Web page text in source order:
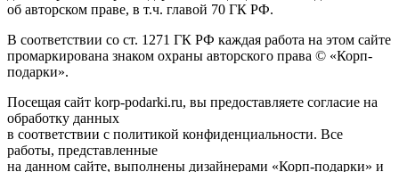
об авторском праве, в т.ч. главой 70 ГК РФ.
В соответствии со ст. 1271 ГК РФ каждая работа на этом сайте
промаркирована знаком охраны авторского права © «Корп-
подарки».
Посещая сайт korp-podarki.ru, вы предоставляете согласие на
обработку данных
в соответствии с политикой конфиденциальности. Все
работы, представленные
на данном сайте, выполнены дизайнерами «Корп-подарки» и